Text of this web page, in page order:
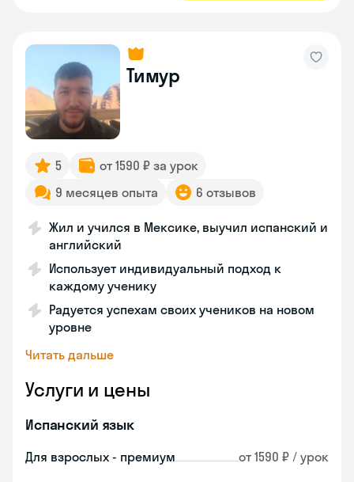
Тимур
5
от 1590 ₽ за урок
9 месяцев опыта
6 отзывов
Жил и учился в Мексике, выучил испанский и
английский
Использует индивидуальный подход к
каждому ученику
Радуется успехам своих учеников на новом
уровне
Читать дальше
Услуги и цены
Испанский язык
Для взрослых - премиум от 1590 ₽ / урок